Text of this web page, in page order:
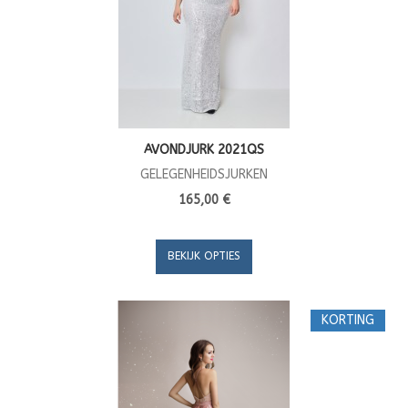
AVONDJURK 2021QS
GELEGENHEIDSJURKEN
165,00 €
BEKIJK OPTIES
KORTING